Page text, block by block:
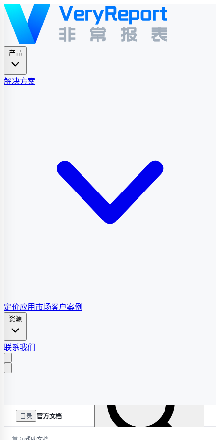
解决方案
定价应用市场客户案例
联系我们
目录 官方文档